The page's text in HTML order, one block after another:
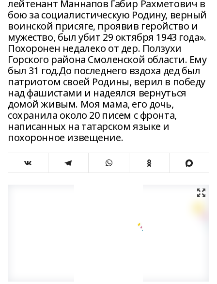
лейтенант Маннапов Габир Рахметович в
бою за социалистическую Родину, верный
воинской присяге, проявив геройство и
мужество, был убит 29 октября 1943 года».
Похоронен недалеко от дер. Ползухи
Горского района Смоленской области. Ему
был 31 год.До последнего вздоха дед был
патриотом своей Родины, верил в победу
над фашистами и надеялся вернуться
домой живым. Моя мама, его дочь,
сохранила около 20 писем с фронта,
написанных на татарском языке и
похоронное извещение.